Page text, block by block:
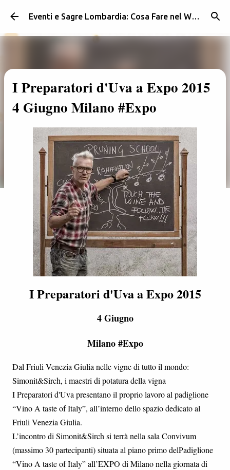
Passa ai contenuti principali Eventi e Sagre Lombardia: Cosa Fare nel Weekend | Weekendidea
I Preparatori d'Uva a Expo 2015
4 Giugno Milano #Expo
I Preparatori d'Uva a Expo 2015
4 Giugno
Milano #Expo
Dal Friuli Venezia Giulia nelle vigne di tutto il mondo:
Simonit&Sirch, i maestri di potatura della vigna
I Preparatori d'Uva presentano il proprio lavoro al padiglione
“Vino A taste of Italy”, all’interno dello spazio dedicato al
Friuli Venezia Giulia.
L’incontro di Simonit&Sirch si terrà nella sala Convivum
(massimo 30 partecipanti) situata al piano primo delPadiglione
“Vino A taste of Italy” all’EXPO di Milano nella giornata di